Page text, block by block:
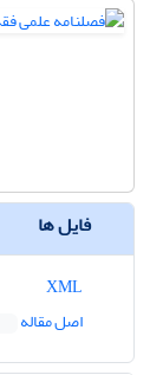
فایل ها
اصل مقاله